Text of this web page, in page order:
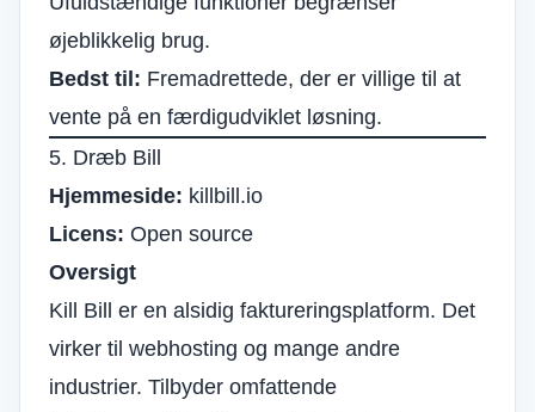
øjeblikkelig brug.
Bedst til: Fremadrettede, der er villige til at
vente på en færdigudviklet løsning.
5. Dræb Bill
Hjemmeside: killbill.io
Licens: Open source
Oversigt
Kill Bill er en alsidig faktureringsplatform. Det
virker til webhosting og mange andre
industrier. Tilbyder omfattende